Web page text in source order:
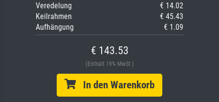
Veredelung
€ 14.02
Keilrahmen
€ 45.43
Aufhängung
€ 1.09
€ 143.53
(Enthält 19% MwSt.)
In den Warenkorb